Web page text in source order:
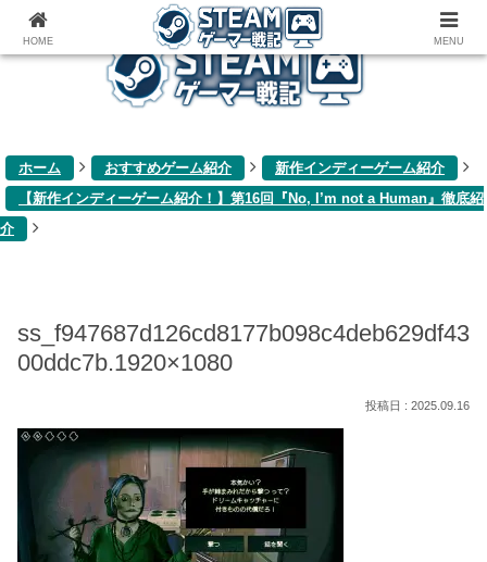
ゲーム関連雑記ブログ
ホーム おすすめゲーム紹介
新作インディーゲーム紹介
【新作インディーゲーム紹介！】第16回『No, I’m not a Human』徹底紹
介
ss_f947687d126cd8177b098c4deb629df43
00ddc7b.1920×1080
2025.09.16
HOME MENU